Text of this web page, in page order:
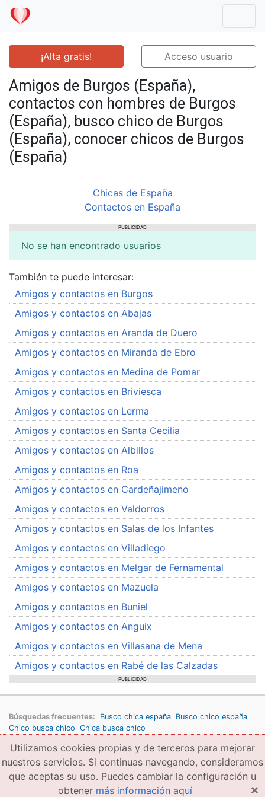
¡Alta gratis! Acceso usuario
Amigos de Burgos (España),
contactos con hombres de Burgos
(España), busco chico de Burgos
(España), conocer chicos de Burgos
(España)
Chicas de España
Contactos en España
PUBLICIDAD
No se han encontrado usuarios
También te puede interesar:
Amigos y contactos en Burgos
Amigos y contactos en Abajas
Amigos y contactos en Aranda de Duero
Amigos y contactos en Miranda de Ebro
Amigos y contactos en Medina de Pomar
Amigos y contactos en Briviesca
Amigos y contactos en Lerma
Amigos y contactos en Santa Cecilia
Amigos y contactos en Albillos
Amigos y contactos en Roa
Amigos y contactos en Cardeñajimeno
Amigos y contactos en Valdorros
Amigos y contactos en Salas de los Infantes
Amigos y contactos en Villadiego
Amigos y contactos en Melgar de Fernamental
Amigos y contactos en Mazuela
Amigos y contactos en Buniel
Amigos y contactos en Anguix
Amigos y contactos en Villasana de Mena
Amigos y contactos en Rabé de las Calzadas
PUBLICIDAD
Búsquedas frecuentes: Busco chica españa Busco chico españa
Chico busca chico Chica busca chico
Copyright © 2026 amigae.com Condiciones generales de uso
Política de privacidad
Copyright
Utilizamos cookies propias y de terceros para mejorar
nuestros servicios. Si continuas navegando, consideramos
que aceptas su uso. Puedes cambiar la configuración u
obtener más información aquí ×